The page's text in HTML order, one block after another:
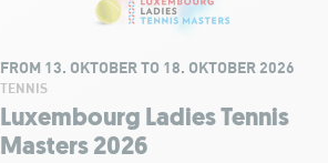
FROM 13. OKTOBER TO 18. OKTOBER 2026
TENNIS
Luxembourg Ladies Tennis
Masters 2026